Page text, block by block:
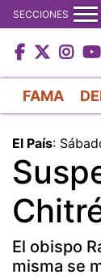
SECCIONES
FAMA
El País:
El obispo
misma se